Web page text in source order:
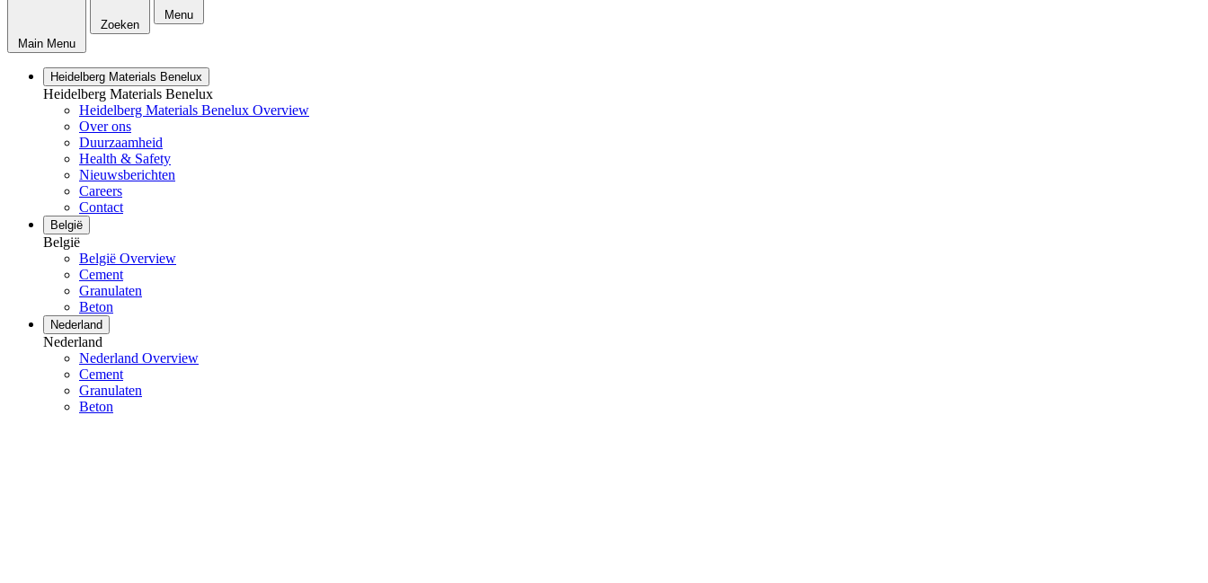
Main Menu
Zoeken
Menu
Heidelberg Materials Benelux
Heidelberg Materials Benelux
Heidelberg Materials Benelux Overview
Over ons
Duurzaamheid
Health & Safety
Nieuwsberichten
Careers
Contact
België
België
België Overview
Cement
Granulaten
Beton
Nederland
Nederland
Nederland Overview
Cement
Granulaten
Beton